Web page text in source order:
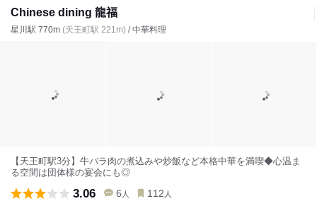
Chinese dining 龍福
星川駅 770m (天王町駅 221m) / 中華料理
【天王町駅3分】牛バラ肉の煮込みや炒飯など本格中華を満喫◆心温ま
る空間は団体様の宴会にも◎
3.06 6 人 112 人